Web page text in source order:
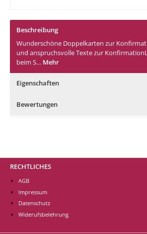
Beschreibung
Wunderschöne Doppelkarten zur
und anspruchsvolle Texte zur
beim S… Mehr
Eigenschaften
Bewertungen
RECHTLICHES
AGB
Impressum
Datenschutz
Widerufsbelehrung